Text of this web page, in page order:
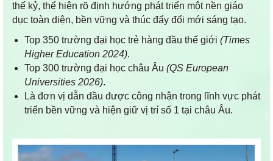
thế kỷ, thể hiện rõ định hướng phát triển một nền giáo
dục toàn diện, bền vững và thúc đẩy đổi mới sáng tạo.
Top 350 trường đại học trẻ hàng đầu thế giới (Times
Higher Education 2024).
Top 300 trường đại học châu Âu (QS European
Universities 2026).
Là đơn vị dẫn đầu được công nhận trong lĩnh vực phát
triển bền vững và hiện giữ vị trí số 1 tại châu Âu.